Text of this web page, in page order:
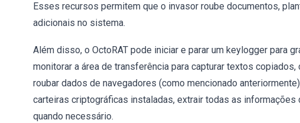
Esses recursos permitem que o invasor roube documentos,
adicionais no sistema.
Além disso, o OctoRAT pode iniciar e parar um keylogger para
monitorar a área de transferência para capturar textos
roubar dados de navegadores (como mencionado
carteiras criptográficas instaladas, extrair todas as
quando necessário.